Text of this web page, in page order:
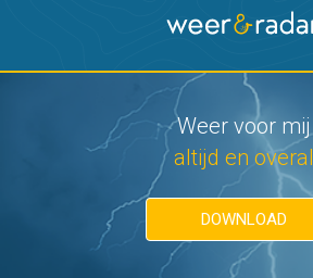
Weer voor mij
altijd en overal
DOWNLOAD